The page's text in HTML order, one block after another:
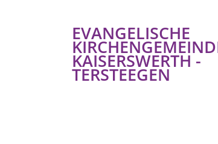
EVANGELISCHE
KAISERSWERTH -
TERSTEEGEN